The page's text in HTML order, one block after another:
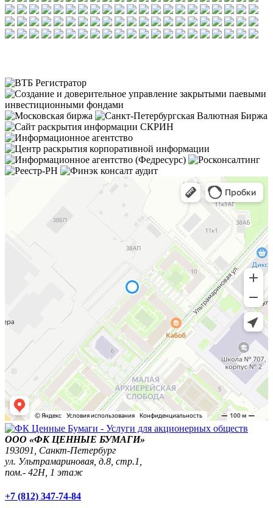
ООО «ФК ЦЕННЫЕ БУМАГИ»
193091, Санкт-Петербург
ул. Ультрамариновая, д.8, стр.1,
пом.- 42Н, 1 этаж
+7 (812) 347-74-84